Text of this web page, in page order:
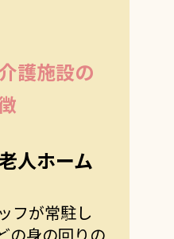
護施設の
人ホーム
フが常駐し